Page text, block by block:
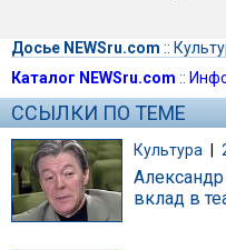
Досье NEWSru.com ::
Каталог NEWSru.com ::
ССЫЛКИ ПО ТЕМЕ
Культура |
вклад в